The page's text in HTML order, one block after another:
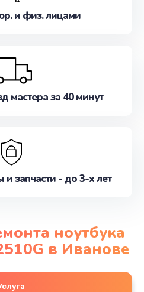
и физ. лицами
мастера за 40 минут
и запчасти - до 3-х лет
ноутбука
в Иванове